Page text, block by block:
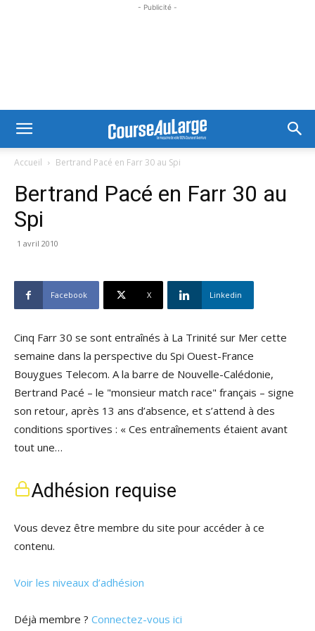
- Publicité -
Accueil Bertrand Pacé en Farr 30 au Spi
Bertrand Pacé en Farr 30 au
Spi
1 avril 2010
Facebook X Linkedin
Cinq Farr 30 se sont entraînés à La Trinité sur Mer cette
semaine dans la perspective du Spi Ouest-France
Bouygues Telecom. A la barre de Nouvelle-Calédonie,
Bertrand Pacé – le "monsieur match race" français – signe
son retour, après 13 ans d’absence, et s’attend à des
conditions sportives : « Ces entraînements étaient avant
tout une…
Adhésion requise
Vous devez être membre du site pour accéder à ce
contenu.
Voir les niveaux d’adhésion
Déjà membre ? Connectez-vous ici